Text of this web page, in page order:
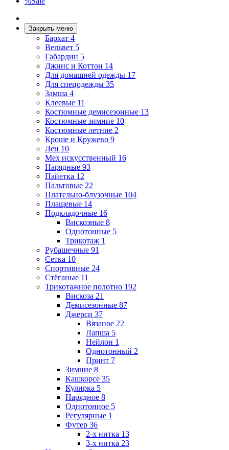
Закрыть меню
Бархат 4
Вельвет 5
Габардин 5
Джинс и Коттон 14
Для домашней одежды 17
Для спецодежды 35
Замша 4
Клеевые 11
Костюмные демисезонные 13
Костюмные зимние 10
Костюмные летние 2
Кроше и Кружево 9
Лен 10
Мех искусственный 16
Нарядные 93
Пайетка 12
Пальтовые 22
Плательно-блузочные 104
Плащевые 14
Подкладочные 16
Вискозные 8
Однотонные 5
Трикотаж 1
Рубашечные 91
Сетка 10
Спортивные 24
Стёганые 11
Трикотажное полотно 192
Вискоза 21
Демисезонные 87
Джерси 37
Вязаное 22
Лапша 5
Нейлон 1
Однотонный 2
Принт 7
Зимние 8
Кашкорсе 35
Кулирка 5
Нарядное 8
Однотонное 5
Регулярные 1
Футер 36
2-х нитка 13
3-х нитка 23